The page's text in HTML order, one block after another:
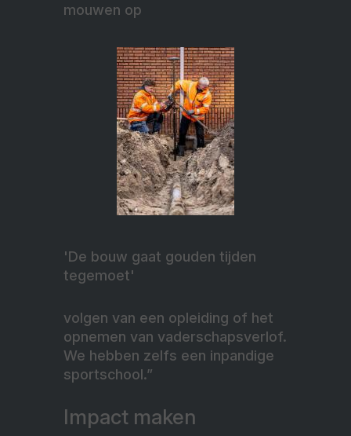
mouwen op
'De bouw gaat gouden tijden
tegemoet'
volgen van een opleiding of het
opnemen van vaderschapsverlof.
We hebben zelfs een inpandige
sportschool.”
Impact maken